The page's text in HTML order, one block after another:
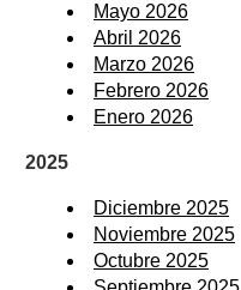
Mayo 2026
Abril 2026
Marzo 2026
Febrero 2026
Enero 2026
2025
Diciembre 2025
Noviembre 2025
Octubre 2025